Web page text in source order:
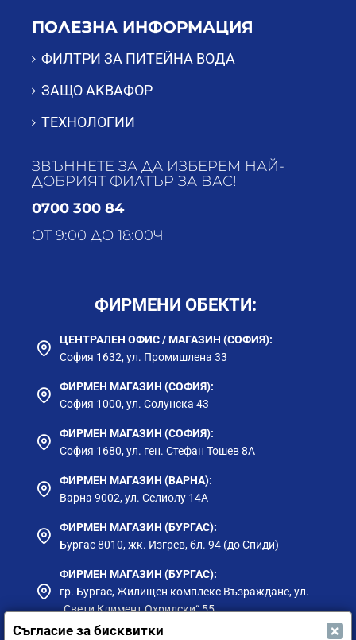
ПОЛЕЗНА ИНФОРМАЦИЯ
ФИЛТРИ ЗА ПИТЕЙНА ВОДА
ЗАЩО АКВАФОР
ТЕХНОЛОГИИ
ЗВЪННЕТЕ ЗА ДА ИЗБЕРЕМ НАЙ-
ДОБРИЯТ ФИЛТЪР ЗА ВАС!
0700 300 84
ОТ 9:00 ДО 18:00Ч
ФИРМЕНИ ОБЕКТИ:
ЦЕНТРАЛЕН ОФИС / МАГАЗИН (СОФИЯ):
София 1632, ул. Промишлена 33
ФИРМЕН МАГАЗИН (СОФИЯ):
София 1000, ул. Солунска 43
ФИРМЕН МАГАЗИН (СОФИЯ):
София 1680, ул. ген. Стефан Тошев 8А
ФИРМЕН МАГАЗИН (ВАРНА):
Варна 9002, ул. Селиолу 14А
ФИРМЕН МАГАЗИН (БУРГАС):
Бургас 8010, жк. Изгрев, бл. 94 (до Спиди)
ФИРМЕН МАГАЗИН (БУРГАС):
гр. Бургас, Жилищен комплекс Възраждане, ул.
„Свети Климент Охридски“ 55
Съгласие за бисквитки ×